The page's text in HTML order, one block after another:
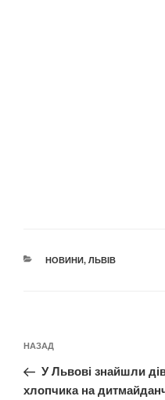
КАТЕГОРІЇ
НОВИНИ, ЛЬВІВ
записів
Попередній
запис:
НАЗАД
У Львові знайшли
хлопчика на